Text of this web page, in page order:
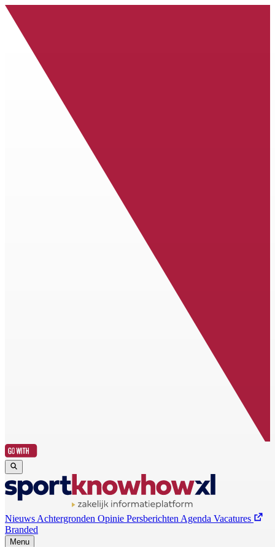
Nieuws Achtergronden Opinie Persberichten Agenda Vacatures
Branded
Menu